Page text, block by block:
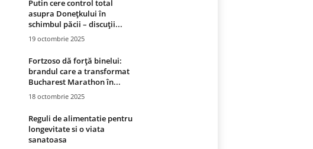
Putin cere control total
asupra Donețkului în
schimbul păcii – discuții...
19 octombrie 2025
Fortzoso dă forță binelui:
brandul care a transformat
Bucharest Marathon în...
18 octombrie 2025
Reguli de alimentatie pentru
longevitate si o viata
sanatoasa